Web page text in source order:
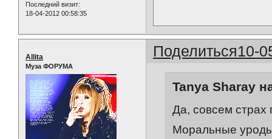
Последний визит:
18-04-2012 00:58:35
Поделиться10-
Allita
Муза ФОРУМА
Tanya Sharay
Да, совсем страх
Моральные